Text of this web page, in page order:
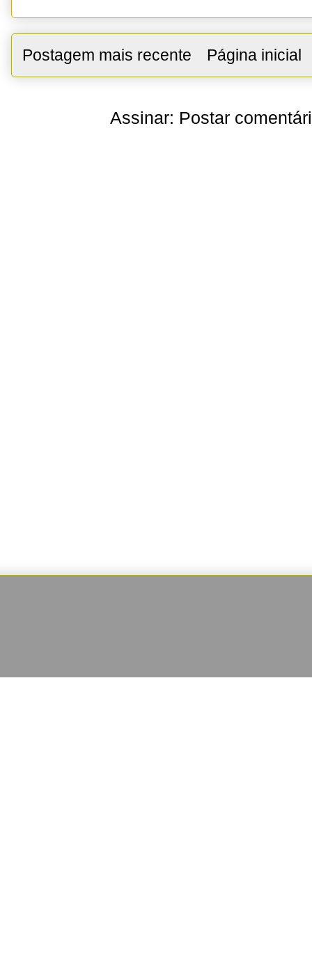
Postagem mais recente Página inicial
Assinar: Postar